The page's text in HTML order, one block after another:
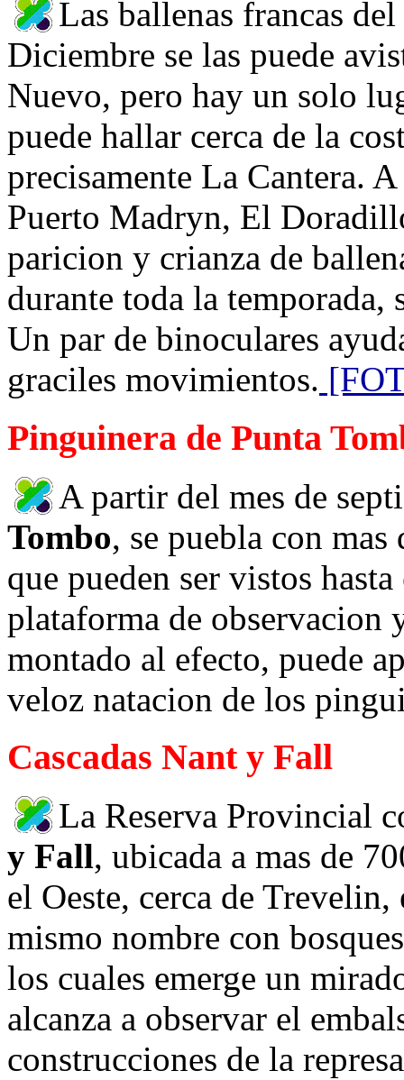
Las ballenas francas
Diciembre se las puede
Nuevo, pero hay un solo
puede hallar cerca de la
precisamente La Cantera.
Puerto Madryn, El
paricion y crianza de
durante toda la temporada,
Un par de binoculares
graciles movimientos.
Pinguinera de Punta
A partir del mes de
Tombo, se puebla con
que pueden ser vistos
plataforma de observacion
montado al efecto, puede
veloz natacion de los
Cascadas Nant y Fall
La Reserva Provincial
y Fall, ubicada a mas de
el Oeste, cerca de
mismo nombre con
los cuales emerge un
alcanza a observar el
construcciones de la